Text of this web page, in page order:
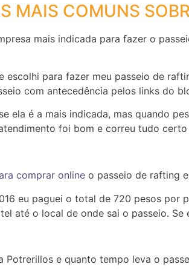
MAIS COMUNS
mais indicada para fazer o
escolhi para fazer meu passeio de
com antecedência pelos links do
ela é a mais indicada, mas quando
foi bom e correu tudo
comprar online o passeio de rafting
eu paguei o total de 720 pesos por
até o local de onde sai o passeio.
Potrerillos e quanto tempo leva o